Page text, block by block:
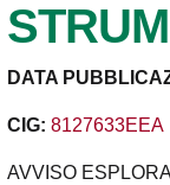
DATA
CIG: 8127633EEA
AVVISO